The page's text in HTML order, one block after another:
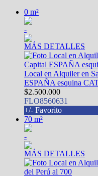
0 m²
-
MÁS DETALLES
Local en Alquiler en
ESPAÑA esquina
$2.500.000
FLO8560631
+/- Favorito
70 m²
-
MÁS DETALLES